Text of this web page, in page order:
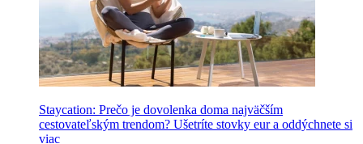
Staycation: Prečo je dovolenka doma najväčším
cestovateľským trendom? Ušetríte stovky eur a oddýchnete si
viac